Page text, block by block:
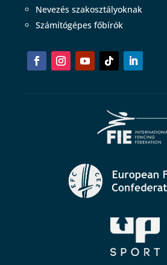
Nevezés szakosztályoknak
Számítógépes főbírók